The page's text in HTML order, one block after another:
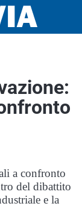
a confronto
del dibattito
e la